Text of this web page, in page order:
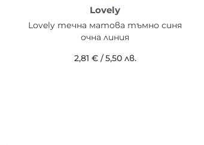
Lovely
Lovely течна матова тъмно синя
очна линия
2,81 €/5,50 лв.